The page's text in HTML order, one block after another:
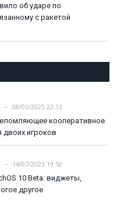
об ударе по
с ракетой
08/03/2025 22:13
кооперативное
игроков
14/07/2023 19:50
10 Beta: виджеты,
другое